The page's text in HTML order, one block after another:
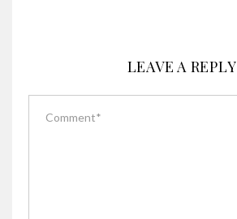
LEAVE A REPLY